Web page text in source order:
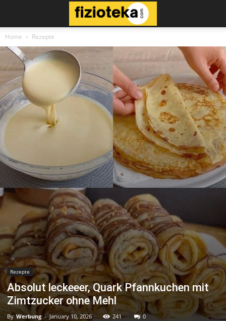
Home Rezepte
Rezepte
Absolut leckeeer, Quark Pfannkuchen mit
Zimtzucker ohne Mehl
By Werbung - January 10, 2026 241 0